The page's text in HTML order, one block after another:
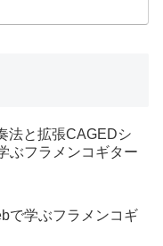
法と拡張CAGEDシ
ぶフラメンコギター
で学ぶフラメンコギ